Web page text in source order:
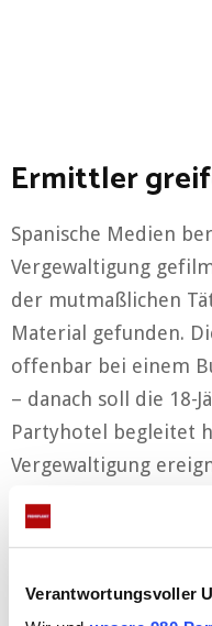
Verantwortungsvoller
Ermittler
Spanische Medien
Vergewaltigung
der mutmaßlichen
Material gefunden.
offenbar bei einem
– danach soll die 18-
Partyhotel begleitet
Vergewaltigung